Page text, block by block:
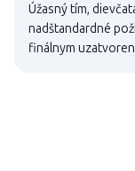
Úžasný tím,
nadštandardné
finálnym